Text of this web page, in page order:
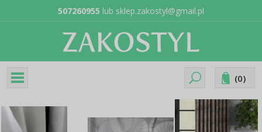
507260955 lub sklep.zakostyl@gmail.pl
(0)